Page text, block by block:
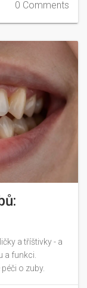
0 Comments
a tříštivky - a
a funkci.
o zuby.